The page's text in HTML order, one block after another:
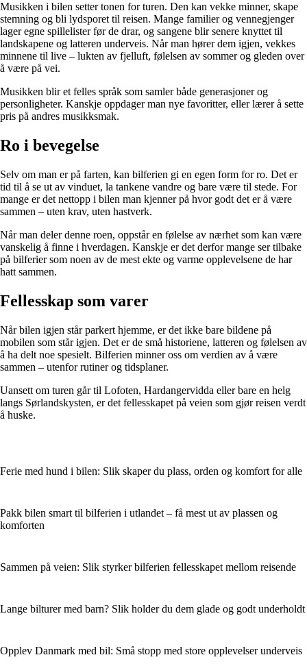
Musikken i bilen setter tonen for turen. Den kan vekke minner, skape
stemning og bli lydsporet til reisen. Mange familier og vennegjenger
lager egne spillelister før de drar, og sangene blir senere knyttet til
landskapene og latteren underveis. Når man hører dem igjen, vekkes
minnene til live – lukten av fjelluft, følelsen av sommer og gleden over
å være på vei.
Musikken blir et felles språk som samler både generasjoner og
personligheter. Kanskje oppdager man nye favoritter, eller lærer å sette
pris på andres musikksmak.
Ro i bevegelse
Selv om man er på farten, kan bilferien gi en egen form for ro. Det er
tid til å se ut av vinduet, la tankene vandre og bare være til stede. For
mange er det nettopp i bilen man kjenner på hvor godt det er å være
sammen – uten krav, uten hastverk.
Når man deler denne roen, oppstår en følelse av nærhet som kan være
vanskelig å finne i hverdagen. Kanskje er det derfor mange ser tilbake
på bilferier som noen av de mest ekte og varme opplevelsene de har
hatt sammen.
Fellesskap som varer
Når bilen igjen står parkert hjemme, er det ikke bare bildene på
mobilen som står igjen. Det er de små historiene, latteren og følelsen av
å ha delt noe spesielt. Bilferien minner oss om verdien av å være
sammen – utenfor rutiner og tidsplaner.
Uansett om turen går til Lofoten, Hardangervidda eller bare en helg
langs Sørlandskysten, er det fellesskapet på veien som gjør reisen verdt
å huske.
Ferie med hund i bilen: Slik skaper du plass, orden og komfort for alle
Pakk bilen smart til bilferien i utlandet – få mest ut av plassen og
komforten
Sammen på veien: Slik styrker bilferien fellesskapet mellom reisende
Lange bilturer med barn? Slik holder du dem glade og godt underholdt
Opplev Danmark med bil: Små stopp med store opplevelser underveis